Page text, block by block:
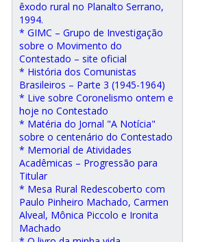
êxodo rural no Planalto Serrano,
1994.
* GIMC – Grupo de Investigação
sobre o Movimento do
Contestado – site oficial
* História dos Comunistas
Brasileiros – Parte 3 (1945-1964)
* Live sobre Coronelismo ontem e
hoje no Contestado
* Matéria do Jornal "A Notícia"
sobre o centenário do Contestado
* Memorial de Atividades
Acadêmicas – Progressão para
Titular
* Mesa Rural Redescoberto com
Paulo Pinheiro Machado, Carmen
Alveal, Mônica Piccolo e Ironita
Machado